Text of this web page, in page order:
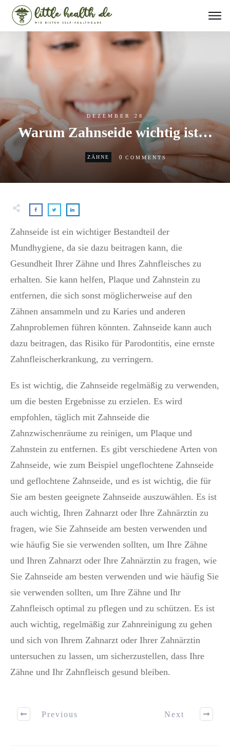
DEZEMBER 28
Warum Zahnseide wichtig ist…
ZÄHNE 0 COMMENTS
Zahnseide ist ein wichtiger Bestandteil der
Mundhygiene, da sie dazu beitragen kann, die
Gesundheit Ihrer Zähne und Ihres Zahnfleisches zu
erhalten. Sie kann helfen, Plaque und Zahnstein zu
entfernen, die sich sonst möglicherweise auf den
Zähnen ansammeln und zu Karies und anderen
Zahnproblemen führen könnten. Zahnseide kann auch
dazu beitragen, das Risiko für Parodontitis, eine ernste
Zahnfleischerkrankung, zu verringern.
Es ist wichtig, die Zahnseide regelmäßig zu verwenden,
um die besten Ergebnisse zu erzielen. Es wird
empfohlen, täglich mit Zahnseide die
Zahnzwischenräume zu reinigen, um Plaque und
Zahnstein zu entfernen. Es gibt verschiedene Arten von
Zahnseide, wie zum Beispiel ungeflochtene Zahnseide
und geflochtene Zahnseide, und es ist wichtig, die für
Sie am besten geeignete Zahnseide auszuwählen. Es ist
auch wichtig, Ihren Zahnarzt oder Ihre Zahnärztin zu
fragen, wie Sie Zahnseide am besten verwenden und
wie häufig Sie sie verwenden sollten, um Ihre Zähne
und Ihren Zahnarzt oder Ihre Zahnärztin zu fragen, wie
Sie Zahnseide am besten verwenden und wie häufig Sie
sie verwenden sollten, um Ihre Zähne und Ihr
Zahnfleisch optimal zu pflegen und zu schützen. Es ist
auch wichtig, regelmäßig zur Zahnreinigung zu gehen
und sich von Ihrem Zahnarzt oder Ihrer Zahnärztin
untersuchen zu lassen, um sicherzustellen, dass Ihre
Zähne und Ihr Zahnfleisch gesund bleiben.
Previous Next